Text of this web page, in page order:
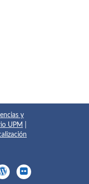
y
UPM